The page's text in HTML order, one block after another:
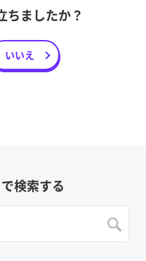
ちましたか？
いいえ
検索する